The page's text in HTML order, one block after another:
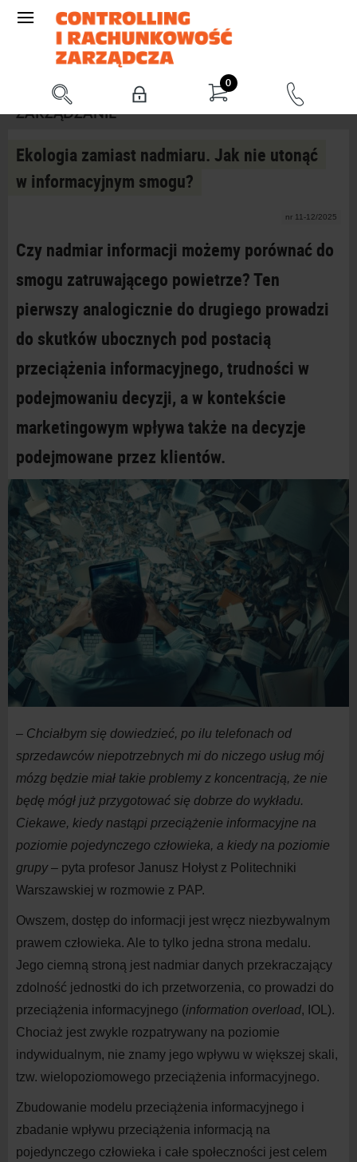
0
ZARZĄDZANIE
Ekologia zamiast nadmiaru. Jak nie utonąć
w informacyjnym smogu?
nr 11-12/2025
Czy nadmiar informacji możemy porównać do
smogu zatruwającego powietrze? Ten
pierwszy analogicznie do drugiego prowadzi
do skutków ubocznych pod postacią
przeciążenia informacyjnego, trudności w
podejmowaniu decyzji, a w kontekście
marketingowym wpływa także na decyzje
podejmowane przez klientów.
– Chciałbym się dowiedzieć, po ilu telefonach od
sprzedawców niepotrzebnych mi do niczego usług mój
mózg będzie miał takie problemy z koncentracją, że nie
będę mógł już przygotować się dobrze do wykładu.
Ciekawe, kiedy nastąpi przeciążenie informacyjne na
poziomie pojedynczego człowieka, a kiedy na poziomie
grupy– pyta profesor Janusz Hołyst z Politechniki
Warszawskiej w rozmowie z PAP.
Owszem, dostęp do informacji jest wręcz niezbywalnym
prawem człowieka. Ale to tylko jedna strona medalu.
Jego ciemną stroną jest nadmiar danych przekraczający
zdolność jednostki do ich przetworzenia, co prowadzi do
przeciążenia informacyjnego (information overload, IOL).
Chociaż jest zwykle rozpatrywany na poziomie
indywidualnym, nie znamy jego wpływu w większej skali,
tzw. wielopoziomowego przeciążenia informacyjnego.
Zbudowanie modelu przeciążenia informacyjnego i
zbadanie wpływu przeciążenia informacją na
pojedynczego człowieka i całe społeczności jest celem